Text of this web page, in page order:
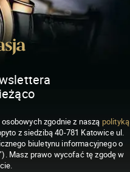
zgodnie z naszą polityką
z siedzibą 40-781 Katowice ul.
biuletynu informacyjnego o
Masz prawo wycofać tę zgodę w